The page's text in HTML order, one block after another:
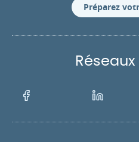
Préparez
Facebook LinkedIn